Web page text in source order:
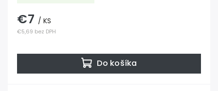
€5,69 bez DPH
€7 / KS
Do košíka